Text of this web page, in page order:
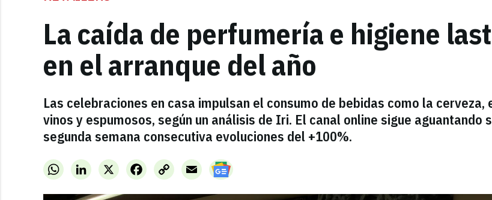
La caída de perfumería e higiene
en el arranque del año
Las celebraciones en casa impulsan el consumo de bebidas como la cerveza,
vinos y espumosos, según un análisis de Iri. El canal online sigue aguantando
segunda semana consecutiva evoluciones del +100%.
WhatsAppLinkedInX FacebookCopy
Link
Email